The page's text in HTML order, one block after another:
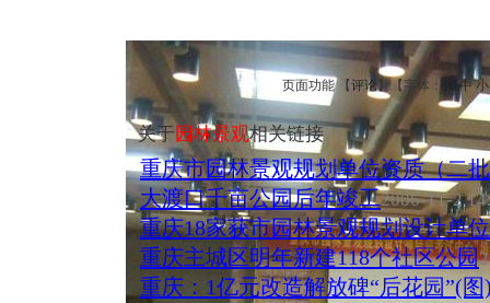
页面功能 【评论】【字体： 中 小
关于园林景观相关链接
重庆市园林景观规划单位资质（二
大渡口千亩公园后年竣工2006-11-2
重庆18家获市园林景观规划设计单
重庆主城区明年新建118个社区公园
重庆：1亿元改造解放碑“后花园”(